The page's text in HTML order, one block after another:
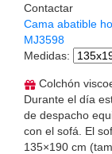
Contactar
Cama abatible
MJ3598
Medidas:
Colchón
Durante el día
de despacho
con el sofá. El
135×190 cm